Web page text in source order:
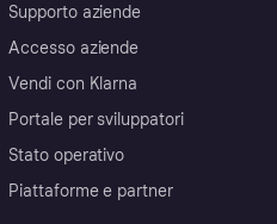
Supporto aziende
Accesso aziende
Vendi con Klarna
Portale per sviluppatori
Stato operativo
Piattaforme e partner